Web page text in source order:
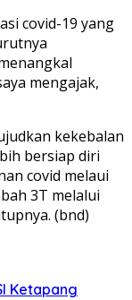
covid-19 yang
mengajak,
kekebalan
bersiap diri
covid melaui
3T melalui
(bnd)
Ketapang